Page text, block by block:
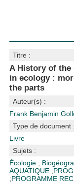
Titre :
A History of the
in ecology :
the parts
Auteur(s) :
Frank Benjamin
Type de document :
Livre
Sujets :
Écologie ;
AQUATIQUE ;
;PROGRAMME